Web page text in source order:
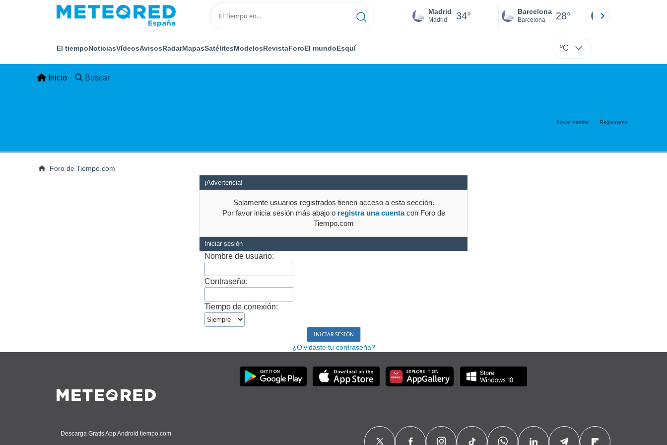
Madrid
Madrid 34° Barcelona
Barcelona 28°
El tiempoNoticiasVídeosAvisosRadarMapasSatélitesModelosRevistaForoEl mundoEsquí ºC
Inicio Buscar
Iniciar sesión Registrarse
Foro de Tiempo.com
¡Advertencia!
Solamente usuarios registrados tienen acceso a esta sección.
Por favor inicia sesión más abajo o registra una cuentacon Foro de
Tiempo.com
Iniciar sesión
Nombre de usuario:
Contraseña:
Tiempo de conexión:
¿Olvidaste tu contraseña?
Descarga Gratis App Android tiempo.com